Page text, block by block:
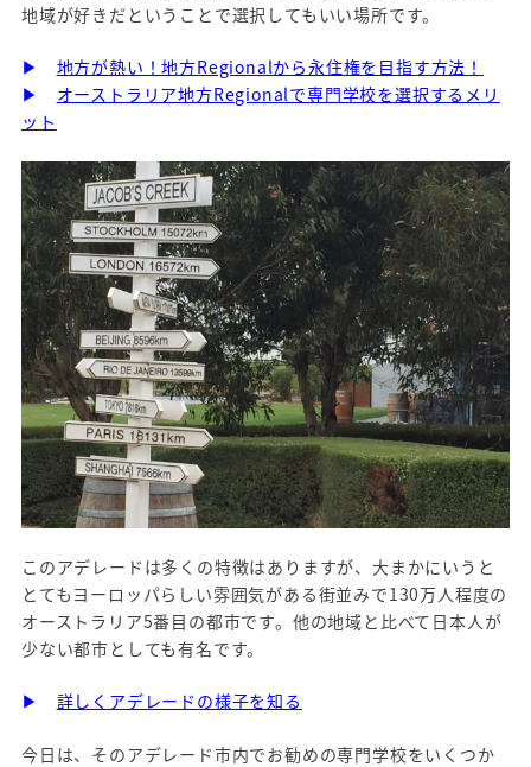
地域が好きだということで選択してもいい場所です。
▶
地方が熱い！地方Regionalから永住権を目指す方法！
▶
オーストラリア地方Regionalで専門学校を選択するメリ
ット
このアデレードは多くの特徴はありますが、大まかにいうと
とてもヨーロッパらしい雰囲気がある街並みで130万人程度の
オーストラリア5番目の都市です。他の地域と比べて日本人が
少ない都市としても有名です。
▶ 詳しくアデレードの様子を知る
今日は、そのアデレード市内でお勧めの専門学校をいくつか